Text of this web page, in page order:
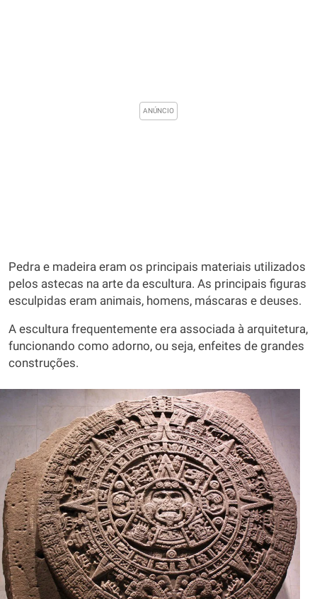
Pedra e madeira eram os principais materiais utilizados
pelos astecas na arte da escultura. As principais figuras
esculpidas eram animais, homens, máscaras e deuses.
A escultura frequentemente era associada à arquitetura,
funcionando como adorno, ou seja, enfeites de grandes
construções.